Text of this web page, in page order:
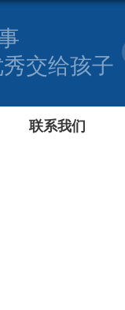
交给孩子
联系我们